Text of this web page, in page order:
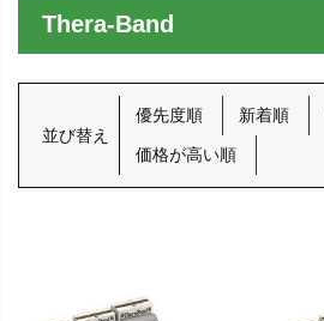
Thera-Band
並び替え
優先度順 新着順
価格が高い順